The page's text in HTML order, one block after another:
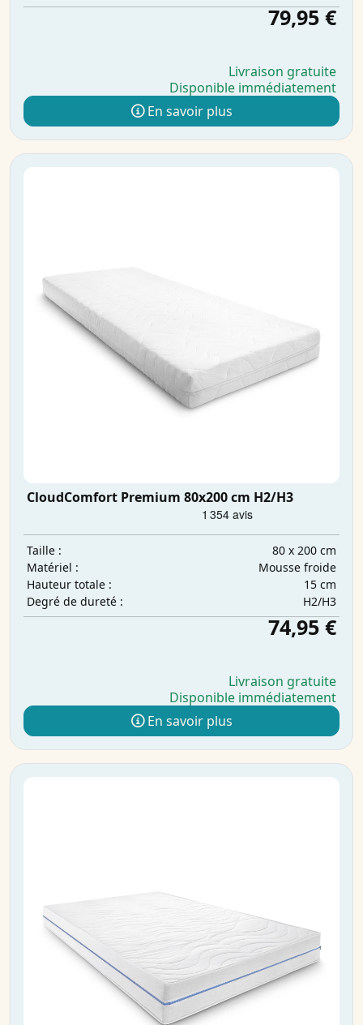
79,95 €
Livraison gratuite
Disponible immédiatement
En savoir plus
CloudComfort Premium 80x200 cm H2/H3
Taille :
80 x 200 cm
Matériel :
Mousse froide
Hauteur totale :
15 cm
Degré de dureté :
H2/H3
74,95 €
Livraison gratuite
Disponible immédiatement
En savoir plus